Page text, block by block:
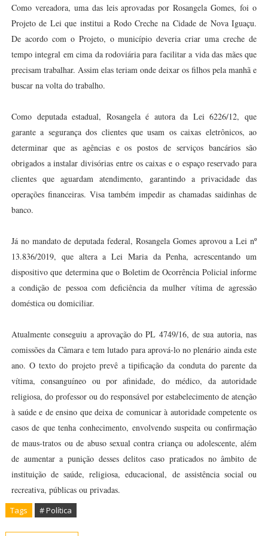
Como vereadora, uma das leis aprovadas por Rosangela Gomes, foi o
Projeto de Lei que institui a Rodo Creche na Cidade de Nova Iguaçu.
De acordo com o Projeto, o município deveria criar uma creche de
tempo integral em cima da rodoviária para facilitar a vida das mães que
precisam trabalhar. Assim elas teriam onde deixar os filhos pela manhã e
buscar na volta do trabalho.
Como deputada estadual, Rosangela é autora da Lei 6226/12, que
garante a segurança dos clientes que usam os caixas eletrônicos, ao
determinar que as agências e os postos de serviços bancários são
obrigados a instalar divisórias entre os caixas e o espaço reservado para
clientes que aguardam atendimento, garantindo a privacidade das
operações financeiras. Visa também impedir as chamadas saidinhas de
banco.
Já no mandato de deputada federal, Rosangela Gomes aprovou a Lei nº
13.836/2019, que altera a Lei Maria da Penha, acrescentando um
dispositivo que determina que o Boletim de Ocorrência Policial informe
a condição de pessoa com deficiência da mulher vítima de agressão
doméstica ou domiciliar.
Atualmente conseguiu a aprovação do PL 4749/16, de sua autoria, nas
comissões da Câmara e tem lutado para aprová-lo no plenário ainda este
ano. O texto do projeto prevê a tipificação da conduta do parente da
vítima, consanguíneo ou por afinidade, do médico, da autoridade
religiosa, do professor ou do responsável por estabelecimento de atenção
à saúde e de ensino que deixa de comunicar à autoridade competente os
casos de que tenha conhecimento, envolvendo suspeita ou confirmação
de maus-tratos ou de abuso sexual contra criança ou adolescente, além
de aumentar a punição desses delitos caso praticados no âmbito de
instituição de saúde, religiosa, educacional, de assistência social ou
recreativa, públicas ou privadas.
Tags # Política